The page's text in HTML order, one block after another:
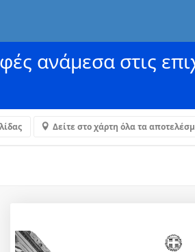
ανάμεσα στις
Δείτε στο χάρτη όλα τα